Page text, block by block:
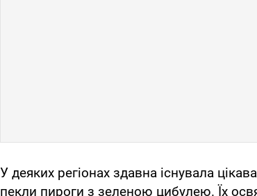
У деяких регіонах здавна існувала
пекли пироги з зеленою цибулею. Їх